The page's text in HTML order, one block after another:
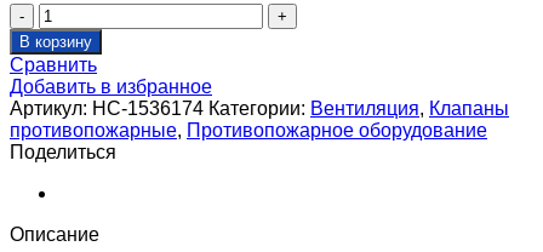
Количество
товара
Клапан
противопожарный
SHUFT
SHFDC-
120-
O-
1200_950-
0-
В корзину
Сравнить
Добавить в избранное
Артикул: НС-1536174 Категории: Вентиляция, Клапаны
противопожарные, Противопожарное оборудование
Поделиться
Описание